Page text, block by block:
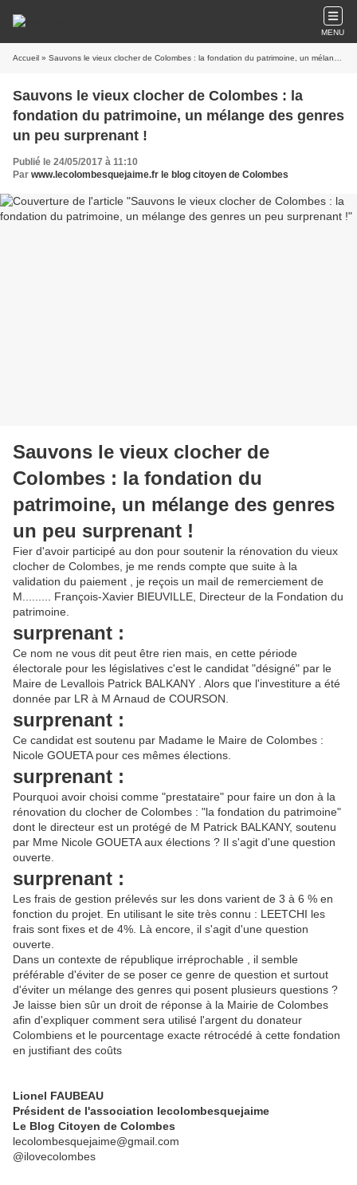
MENU
Accueil » Sauvons le vieux clocher de Colombes : la fondation du patrimoine, un mélange des genres un peu surprenant !
Sauvons le vieux clocher de Colombes : la
fondation du patrimoine, un mélange des genres
un peu surprenant !
Publié le 24/05/2017 à 11:10
Par www.lecolombesquejaime.fr le blog citoyen de Colombes
Sauvons le vieux clocher de
Colombes : la fondation du
patrimoine, un mélange des genres
un peu surprenant !
Fier d'avoir participé au don pour soutenir la rénovation du vieux
clocher de Colombes, je me rends compte que suite à la
validation du paiement , je reçois un mail de remerciement de
M......... François-Xavier BIEUVILLE, Directeur de la Fondation du
patrimoine.
surprenant :
Ce nom ne vous dit peut être rien mais, en cette période
électorale pour les législatives c'est le candidat "désigné" par le
Maire de Levallois Patrick BALKANY . Alors que l'investiture a été
donnée par LR à M Arnaud de COURSON.
surprenant :
Ce candidat est soutenu par Madame le Maire de Colombes :
Nicole GOUETA pour ces mêmes élections.
surprenant :
Pourquoi avoir choisi comme "prestataire" pour faire un don à la
rénovation du clocher de Colombes : "la fondation du patrimoine"
dont le directeur est un protégé de M Patrick BALKANY, soutenu
par Mme Nicole GOUETA aux élections ? Il s'agit d'une question
ouverte.
surprenant :
Les frais de gestion prélevés sur les dons varient de 3 à 6 % en
fonction du projet. En utilisant le site très connu : LEETCHI les
frais sont fixes et de 4%. Là encore, il s'agit d'une question
ouverte.
Dans un contexte de république irréprochable , il semble
préférable d'éviter de se poser ce genre de question et surtout
d'éviter un mélange des genres qui posent plusieurs questions ?
Je laisse bien sûr un droit de réponse à la Mairie de Colombes
afin d'expliquer comment sera utilisé l'argent du donateur
Colombiens et le pourcentage exacte rétrocédé à cette fondation
en justifiant des coûts
Lionel FAUBEAU
Président de l'association lecolombesquejaime
Le Blog Citoyen de Colombes
lecolombesquejaime@gmail.com
@ilovecolombes